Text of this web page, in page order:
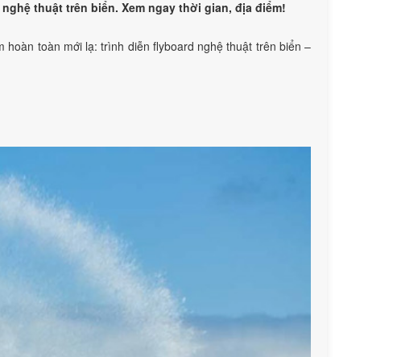
thuật trên biển. Xem ngay thời gian, địa điểm!
toàn mới lạ: trình diễn flyboard nghệ thuật trên biển –